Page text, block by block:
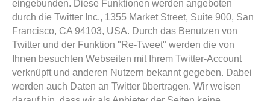
eingebunden. Diese Funktionen werden angeboten
durch die Twitter Inc., 1355 Market Street, Suite 900, San
Francisco, CA 94103, USA. Durch das Benutzen von
Twitter und der Funktion "Re-Tweet" werden die von
Ihnen besuchten Webseiten mit Ihrem Twitter-Account
verknüpft und anderen Nutzern bekannt gegeben. Dabei
werden auch Daten an Twitter übertragen. Wir weisen